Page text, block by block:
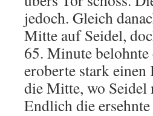
jedoch. Gleich
Mitte auf Seidel,
65. Minute
eroberte stark
die Mitte, wo Seidel
Endlich die